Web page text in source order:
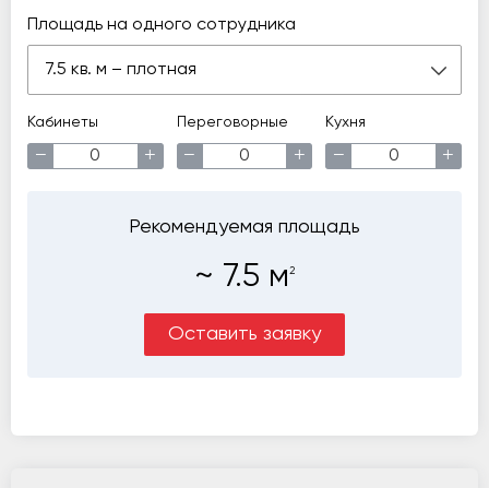
Площадь на одного сотрудника
7.5 кв. м – плотная
Кабинеты
− +
Переговорные
− +
Кухня
− +
Рекомендуемая площадь
~ 7.5 м 2
Оставить заявку